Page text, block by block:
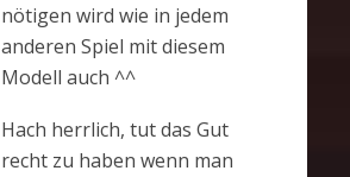
nötigen wird wie in jedem
anderen Spiel mit diesem
Modell auch ^^
Hach herrlich, tut das Gut
recht zu haben wenn man